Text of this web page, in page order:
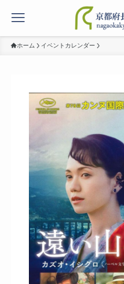
ホーム イベントカレンダー